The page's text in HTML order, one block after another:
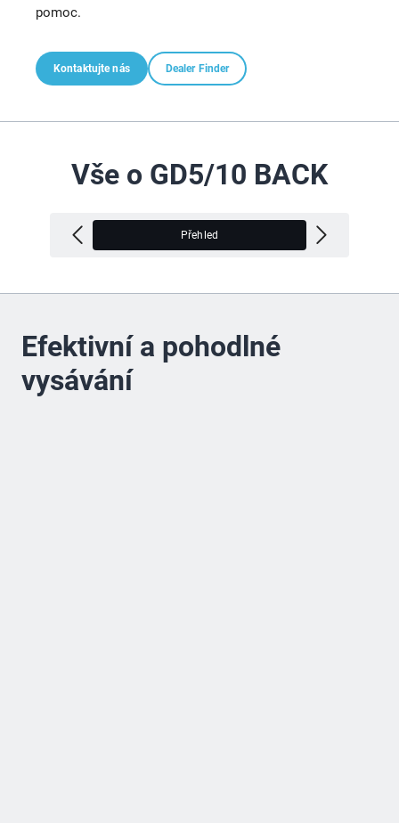
pomoc.
Kontaktujte nás Dealer Finder
Vše o GD5/10 BACK
Přehled
Efektivní a pohodlné
vysávání